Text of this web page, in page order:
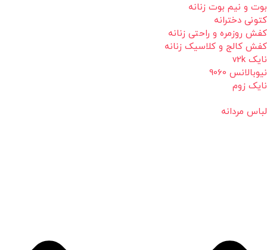
بوت و نیم بوت زنانه
کتونی دخترانه
کفش روزمره و راحتی زنانه
کفش کالج و کلاسیک زنانه
نایک v2k
نیوبالانس 9060
نایک زوم
لباس مردانه